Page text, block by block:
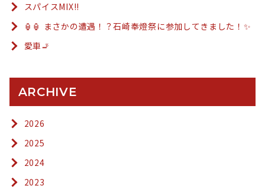
スパイスMIX!!
🏮🏮 まさかの遭遇！？石崎奉燈祭に参加してきました！✨
愛車🚬
ARCHIVE
2026
2025
2024
2023